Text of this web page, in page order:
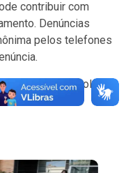
contribuir com
Denúncias
pelos telefones
momento, a Polícia
190.